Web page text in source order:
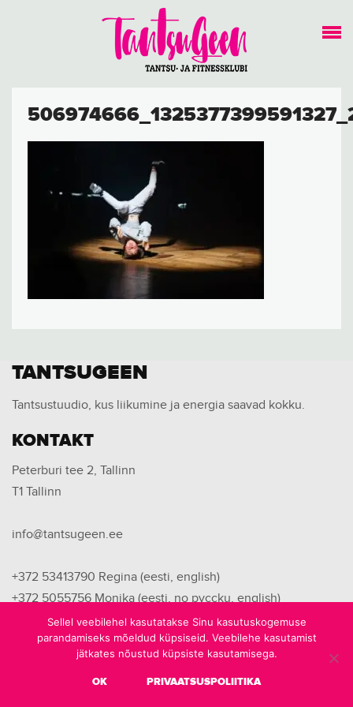
TANTSUGEEN
Tantsustuudio, kus liikumine ja energia saavad kokku.
KONTAKT
Peterburi tee 2, Tallinn
T1 Tallinn
info@tantsugeen.ee
+372 53413790 Regina (eesti, english)
+372 5055756Monika (eesti, no pyccku, english)
+372 53446749Kristina (eesti, no pyccku)
© 2026 Tantsugeen | Kõik õigused on kaitstud
Sellel veebilehel kasutatakse Sinu kasutuskogemuse
parandamiseks mõeldud küpsiseid. Veebilehe kasutamist
jätkates nõustud küpsiste kasutamisega.
OK PRIVAATSUSPOLIITIKA